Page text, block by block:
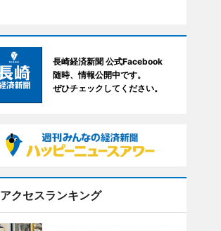
長崎経済新聞 公式Facebook
随時、情報公開中です。
ぜひチェックしてください。
アクセスランキング